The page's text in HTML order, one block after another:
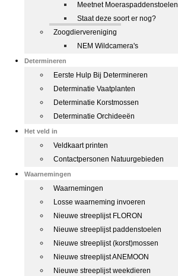
Meetnet Moeraspaddenstoelen
Staat deze soort er nog?
Zoogdiervereniging
NEM Wildcamera's
Determineren
Eerste Hulp Bij Determineren
Determinatie Vaatplanten
Determinatie Korstmossen
Determinatie Orchideeën
Het veld in
Veldkaart printen
Contactpersonen Natuurgebieden
Waarnemingen
Waarnemingen
Losse waarneming invoeren
Nieuwe streeplijst FLORON
Nieuwe streeplijst paddenstoelen
Nieuwe streeplijst (korst)mossen
Nieuwe streeplijst ANEMOON
Nieuwe streeplijst weekdieren